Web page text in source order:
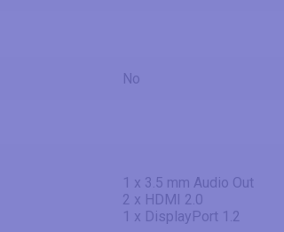
No
1 x 3.5 mm Audio Out
2 x HDMI 2.0
1 x DisplayPort 1.2